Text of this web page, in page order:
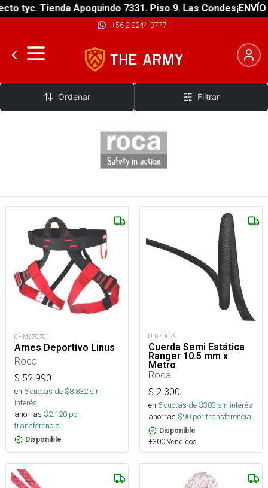
tyc. Tienda Apoquindo 7331. Piso 9. Las Condes¡ENVÍO
+56 2 2244 3777 |
Roca
Ordenar Filtrar
CHM270701
Arnes Deportivo Linus
Roca
$ 52.990
en 6cuotas de $8.832sin
interés
ahorras $2.120 por
transferencia.
Disponible
OUT46079
Cuerda Semi Estática
Ranger 10.5 mm x
Metro
Roca
$ 2.300
en 6cuotas de $383 sin interés
ahorras $90 por transferencia.
Disponible
+300 Vendidos